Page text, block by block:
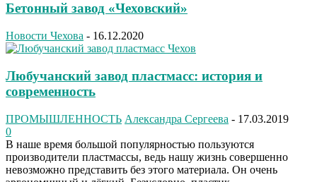
Бетонный завод «Чеховский»
Новости Чехова - 16.12.2020
Любучанский завод пластмасс: история и
современность
ПРОМЫШЛЕННОСТЬ Александра Сергеева - 17.03.2019
0
В наше время большой популярностью пользуются
производители пластмассы, ведь нашу жизнь совершенно
невозможно представить без этого материала. Он очень